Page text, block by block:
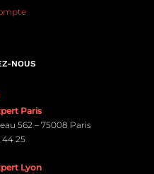
NOUS
Paris
562 – 75008 Paris
44 25
Lyon